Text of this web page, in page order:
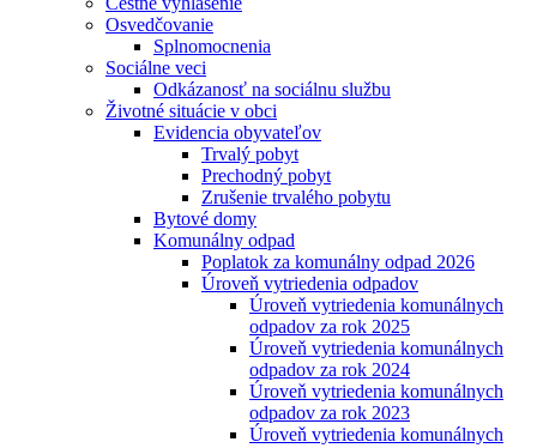
Osvedčovanie
Splnomocnenia
Sociálne veci
Odkázanosť na sociálnu službu
Životné situácie v obci
Evidencia obyvateľov
Trvalý pobyt
Prechodný pobyt
Zrušenie trvalého pobytu
Bytové domy
Komunálny odpad
Poplatok za komunálny odpad 2026
Úroveň vytriedenia odpadov
Úroveň vytriedenia komunálnych
odpadov za rok 2025
Úroveň vytriedenia komunálnych
odpadov za rok 2024
Úroveň vytriedenia komunálnych
odpadov za rok 2023
Úroveň vytriedenia komunálnych